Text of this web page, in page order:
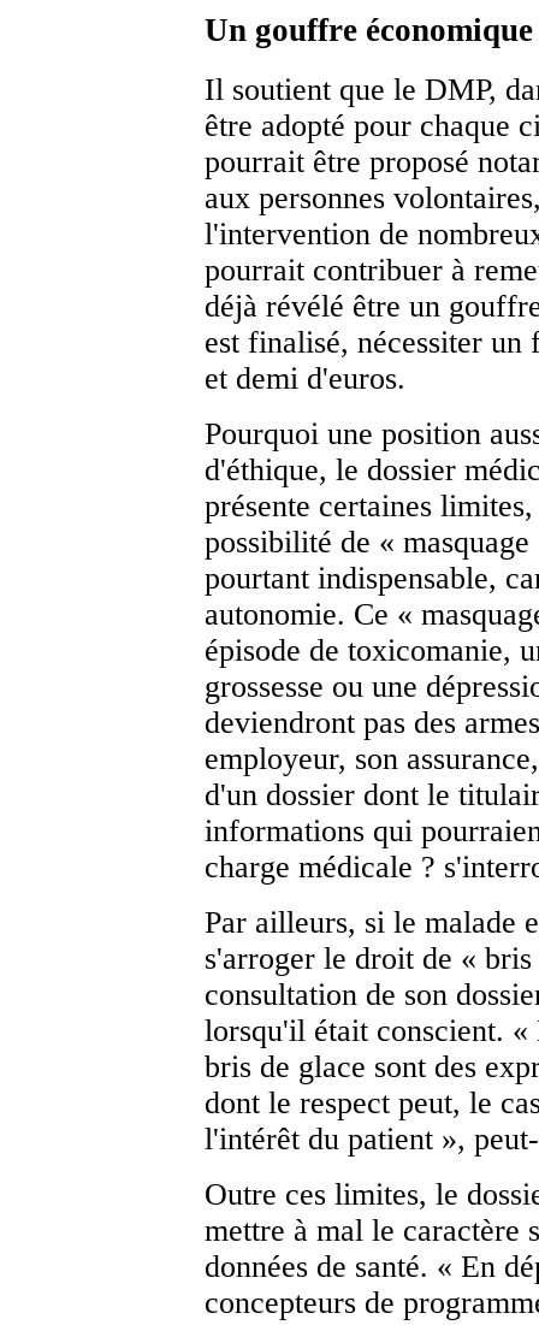
Un gouffre économique
Il soutient que le DMP,
être adopté pour chaque
pourrait être proposé
aux personnes
l'intervention de
pourrait contribuer à
déjà révélé être un
est finalisé, nécessiter
et demi d'euros.
Pourquoi une position
d'éthique, le dossier
présente certaines
possibilité de «
pourtant indispensable,
autonomie. Ce «
épisode de toxicomanie,
grossesse ou une
deviendront pas des
employeur, son
d'un dossier dont le
informations qui
charge médicale ?
Par ailleurs, si le malade
s'arroger le droit de «
consultation de son
lorsqu'il était conscient. «
bris de glace sont des
dont le respect peut, le
l'intérêt du patient »,
Outre ces limites, le
mettre à mal le caractère
données de santé. « En
concepteurs de